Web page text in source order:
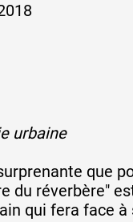
urbaine
que
du réverbère"
qui fera face